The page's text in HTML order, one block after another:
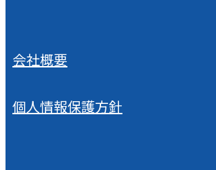
会社概要
個人情報保護方針